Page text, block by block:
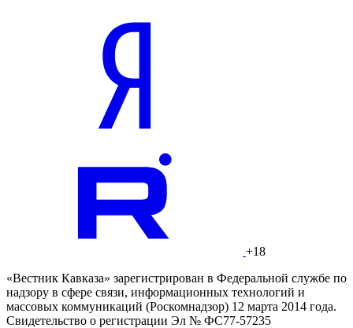
+18
«Вестник Кавказа» зарегистрирован в Федеральной службе по
надзору в сфере связи, информационных технологий и
массовых коммуникаций (Роскомнадзор) 12 марта 2014 года.
Свидетельство о регистрации Эл № ФС77-57235